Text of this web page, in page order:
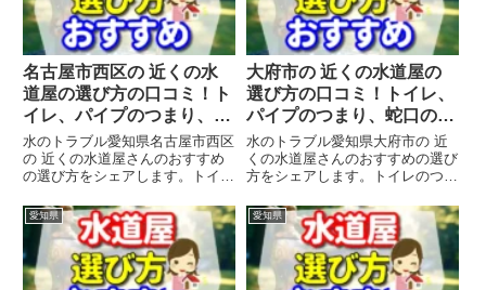
電...
に...
名古屋市西区の 近くの水
道屋の選び方の口コミ！ト
イレ、パイプのつまり、蛇
口の水漏れ工事や修理の前
にチェックすることをシェ
アします。
水のトラブル愛知県名古屋市西区
の 近くの水道屋さんのおすすめ
の選び方をシェアします。トイレ
のゴムが古くなってヒビ割れて、
そのヒビ割れ部分から水漏れの水
のトラブルで、焦ってポストに入
っている 近くの水道屋さんに
慌...
大府市の 近くの水道屋の
選び方の口コミ！トイレ、
パイプのつまり、蛇口の水
漏れ工事や修理の前にチェ
ックすることをシェアしま
す。
水のトラブル愛知県大府市の 近
くの水道屋さんのおすすめの選び
方をシェアします。トイレのつま
が古くなってヒビ割れて、そのヒ
ビ割れ部分から水漏れの水のトラ
ブルで、焦ってポストに入ってい
る 近くの水道屋さんに慌てて
電...
愛知県 愛知県